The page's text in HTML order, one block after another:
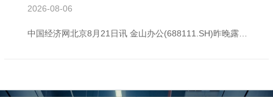
2026-08-06
中国经济网北京8月21日讯 金山办公(688111.SH)昨晚露馅的2025年半年度讲演露馅，公司上半年终了生意收入26.57亿元，同比增长10.12%；包摄于上市公司鼓舞的净利润7.47亿元，同比增长3.57%；包摄于上市公司鼓舞的扣除非每每性损益的净利润7.27亿元，同比增长5.77%；目的看成产生的现款流量净额7.38亿元，同比增长17.51%。 上半年，金山办公加权平均净资产收益率为6.35%，同比减少0.68个百分点；扣除非每每性损益后的加权平均净资产收益率6.18%，同比减少0.5